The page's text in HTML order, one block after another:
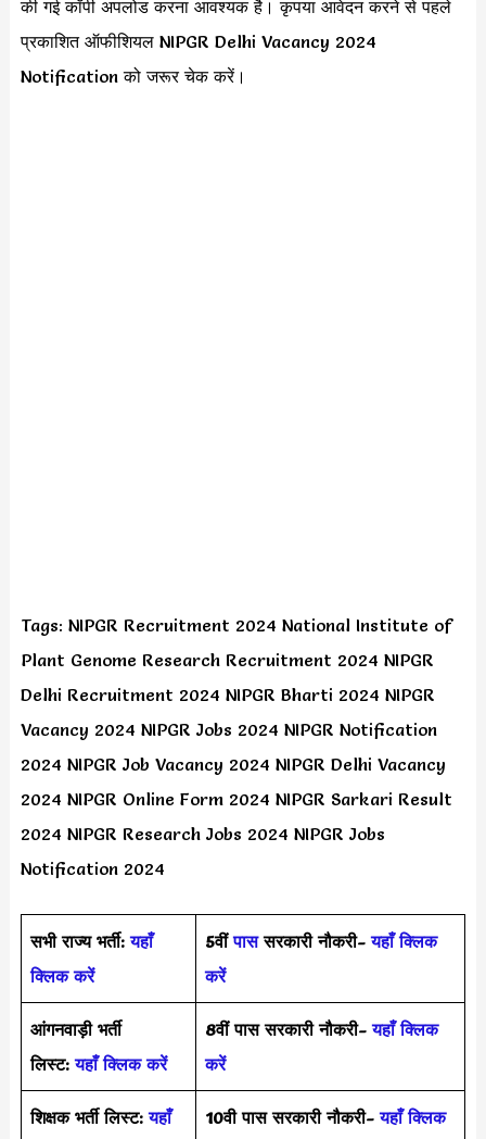
की गई कॉपी अपलोड करना आवश्यक है। कृपया आवेदन करने से पहले
प्रकाशित ऑफीशियल NIPGR Delhi Vacancy 2024
Notification को जरूर चेक करें।
Tags: NIPGR Recruitment 2024 National Institute of
Plant Genome Research Recruitment 2024 NIPGR
Delhi Recruitment 2024 NIPGR Bharti 2024 NIPGR
Vacancy 2024 NIPGR Jobs 2024 NIPGR Notification
2024 NIPGR Job Vacancy 2024 NIPGR Delhi Vacancy
2024 NIPGR Online Form 2024 NIPGR Sarkari Result
2024 NIPGR Research Jobs 2024 NIPGR Jobs
Notification 2024
सभी राज्य भर्ती:यहाँ
क्लिक करें
5वींपाससरकारी नौकरी-यहाँ क्लिक
करें
आंगनवाड़ी भर्ती
लिस्ट:यहाँ क्लिक करें
8वीं पास सरकारी नौकरी-यहाँ क्लिक
करें
शिक्षक भर्ती लिस्ट:यहाँ
10वी पास सरकारी नौकरी-यहाँ क्लिक